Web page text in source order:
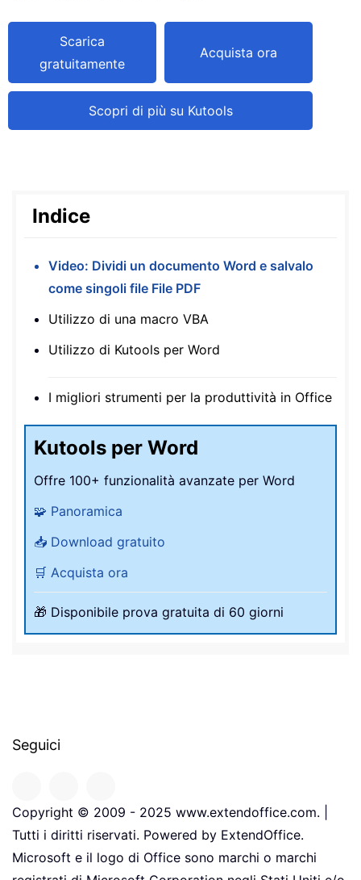
Scarica
gratuitamente
Acquista ora
Scopri di più su Kutools
Indice
Video: Dividi un documento Word e salvalo
come singoli file File PDF
Utilizzo di una macro VBA
Utilizzo di Kutools per Word
I migliori strumenti per la produttività in Office
Kutools per Word
Offre 100+ funzionalità avanzate per Word
🧩 Panoramica
📥 Download gratuito
🛒 Acquista ora
🎁 Disponibile prova gratuita di 60 giorni
Seguici
Copyright © 2009 - 2025 www.extendoffice.com. |
Tutti i diritti riservati. Powered by ExtendOffice.
Microsoft e il logo di Office sono marchi o marchi